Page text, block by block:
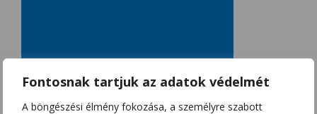
Fontosnak tartjuk az adatok védelmét
A böngészési élmény fokozása, a személyre szabott